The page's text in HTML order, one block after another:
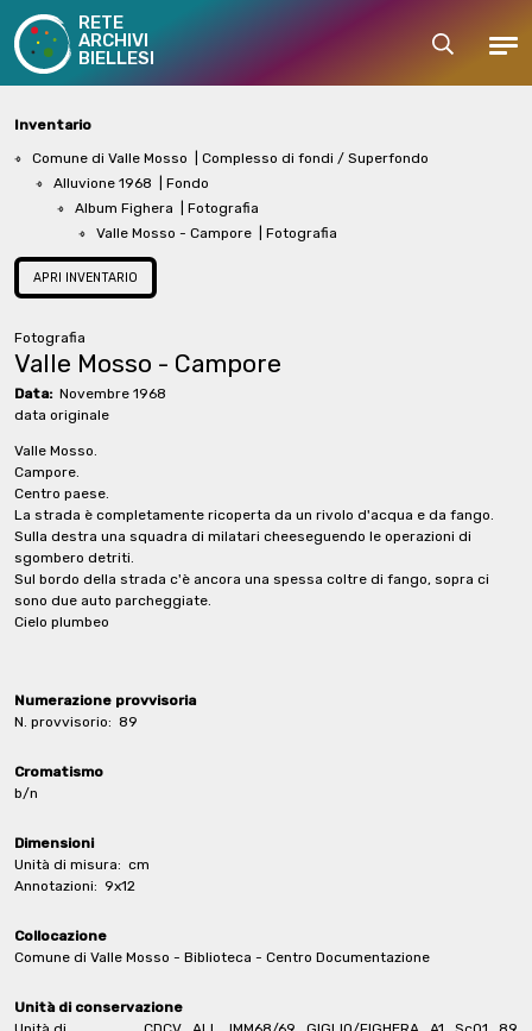
RETE
ARCHIVI
BIELLESI
Cerca
Inventario
Comune di Valle Mosso
| Complesso di fondi / Superfondo
Alluvione 1968
| Fondo
Album Fighera
| Fotografia
Valle Mosso - Campore
| Fotografia
APRI INVENTARIO
Fotografia
Valle Mosso - Campore
Data: Novembre 1968
data originale
Valle Mosso.
Campore.
Centro paese.
La strada è completamente ricoperta da un rivolo d'acqua e da fango.
Sulla destra una squadra di milatari cheeseguendo le operazioni di
sgombero detriti.
Sul bordo della strada c'è ancora una spessa coltre di fango, sopra ci
sono due auto parcheggiate.
Cielo plumbeo
Numerazione provvisoria
N. provvisorio: 89
Cromatismo
b/n
Dimensioni
Unità di misura: cm
Annotazioni: 9x12
Collocazione
Comune di Valle Mosso - Biblioteca - Centro Documentazione
Unità di conservazione